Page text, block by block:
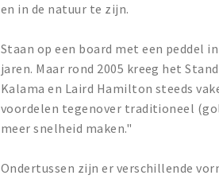
en in de natuur te zijn.
Staan op een board met een peddel
jaren. Maar rond 2005 kreeg het
Kalama en Laird Hamilton steeds
voordelen tegenover traditioneel
meer snelheid maken."
Ondertussen zijn er verschillende